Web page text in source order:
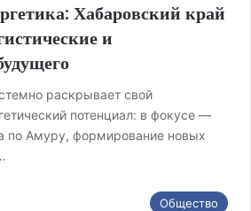
Хабаровский край
и
раскрывает свой
потенциал: в фокусе —
по Амуру, формирование новых
Общество